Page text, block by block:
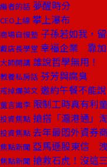
編者的話 夢醒時分
CEO上線 攀上瀑布
商場自慢塾 子孫若如我，
戴店長學堂 幸福企業 靠加
大師開講 誰說哲學無用！
教養私房話 芬芳與腐臭
戒掉爛英文 邀約午餐不能
童言識李 限制工時真有利
投資焦點 搶搭「滬港通」
投資焦點 去年最悶外資券
焦點新聞 亞馬遜股東信
焦點新聞 搶救石虎！沒這